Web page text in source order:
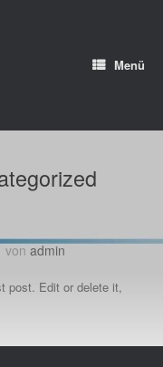
Menü
von admin
post. Edit or delete it,